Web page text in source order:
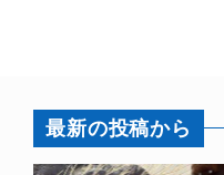
最新の投稿から